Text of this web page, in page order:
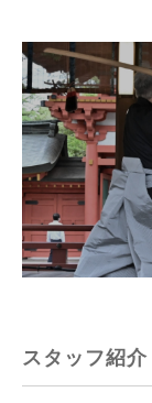
スタッフ紹介